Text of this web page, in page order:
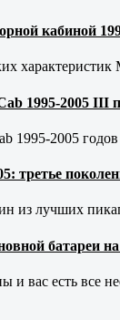
кабиной
1995-2005 III
1995-2005
третье
из лучших
батареи на
и вас есть все